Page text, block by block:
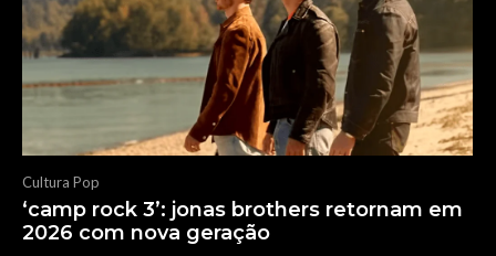
Cultura Pop
‘camp rock 3’: jonas brothers retornam em
2026 com nova geração